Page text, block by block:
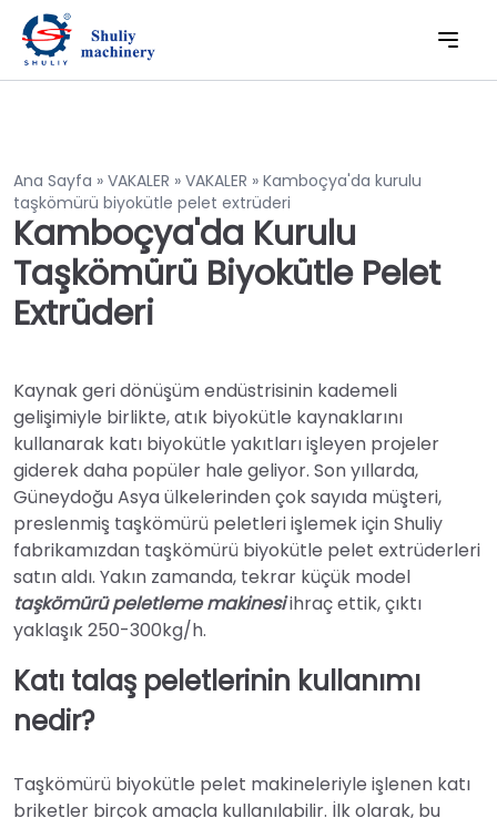
Ana Sayfa » VAKALER » VAKALER » Kamboçya'da kurulu
taşkömürü biyokütle pelet extrüderi
Kamboçya'da Kurulu
Taşkömürü Biyokütle Pelet
Extrüderi
Kaynak geri dönüşüm endüstrisinin kademeli
gelişimiyle birlikte, atık biyokütle kaynaklarını
kullanarak katı biyokütle yakıtları işleyen projeler
giderek daha popüler hale geliyor. Son yıllarda,
Güneydoğu Asya ülkelerinden çok sayıda müşteri,
preslenmiş taşkömürü peletleri işlemek için Shuliy
fabrikamızdan taşkömürü biyokütle pelet extrüderleri
satın aldı. Yakın zamanda, tekrar küçük model
taşkömürü peletleme makinesiihraç ettik, çıktı
yaklaşık 250-300kg/h.
Katı talaş peletlerinin kullanımı
nedir?
Taşkömürü biyokütle pelet makineleriyle işlenen katı
briketler birçok amaçla kullanılabilir. İlk olarak, bu